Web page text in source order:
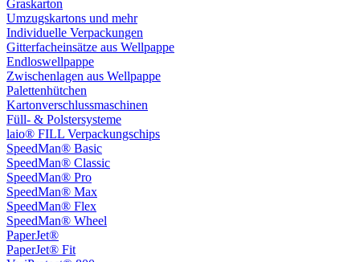
Graskarton
Umzugskartons und mehr
Individuelle Verpackungen
Gitterfacheinsätze aus Wellpappe
Endloswellpappe
Zwischenlagen aus Wellpappe
Palettenhütchen
Kartonverschlussmaschinen
Füll- & Polstersysteme
laio® FILL Verpackungschips
SpeedMan® Basic
SpeedMan® Classic
SpeedMan® Pro
SpeedMan® Max
SpeedMan® Flex
SpeedMan® Wheel
PaperJet®
PaperJet® Fit